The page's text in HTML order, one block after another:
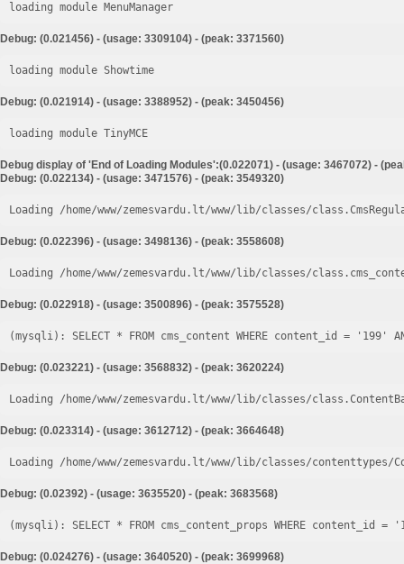
loading module MenuManager
Debug: (0.021456) - (usage: 3309104) - (peak: 3371560)
loading module Showtime
Debug: (0.021914) - (usage: 3388952) - (peak: 3450456)
loading module TinyMCE
Debug display of 'End of Loading Modules':(0.022071) - (usage: 3467072) -
Debug: (0.022134) - (usage: 3471576) - (peak: 3549320)
Loading /home/www/zemesvardu.lt/www/lib/classes/
Debug: (0.022396) - (usage: 3498136) - (peak: 3558608)
Loading /home/www/zemesvardu.lt/www/lib/classes/
Debug: (0.022918) - (usage: 3500896) - (peak: 3575528)
Debug: (0.023221) - (usage: 3568832) - (peak: 3620224)
Loading /home/www/zemesvardu.lt/www/lib/classes/
Debug: (0.023314) - (usage: 3612712) - (peak: 3664648)
Loading /home/www/zemesvardu.lt/www/lib/classes/
Debug: (0.02392) - (usage: 3635520) - (peak: 3683568)
Debug: (0.024276) - (usage: 3640520) - (peak: 3699968)